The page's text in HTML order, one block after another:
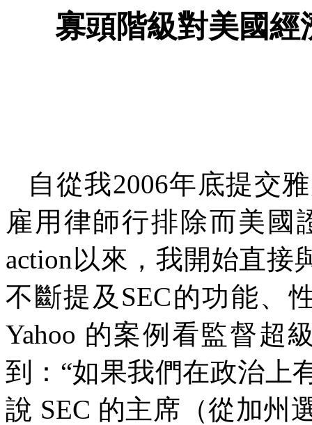
寡頭階級對美國
自從我2006年底提交
雇用律師行排除而美國
action以來，我開始直接
不斷提及 SEC的功能、
Yahoo 的案例看監督超
到： “如果我們在政治上
說 SEC 的主席（從加州